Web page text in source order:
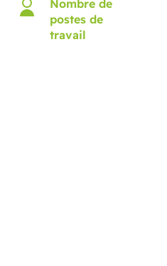
Nombre de
postes de
travail